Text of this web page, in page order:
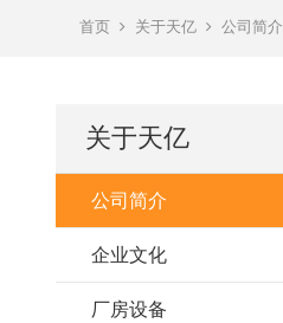
首页 关于天亿 公司简介
关于天亿
公司简介
企业文化
厂房设备